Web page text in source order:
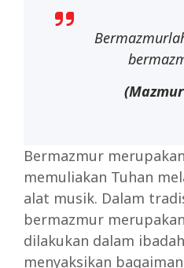
Bermazmur
memuliakan Tuhan
alat musik. Dalam
bermazmur
dilakukan dalam
menyaksikan